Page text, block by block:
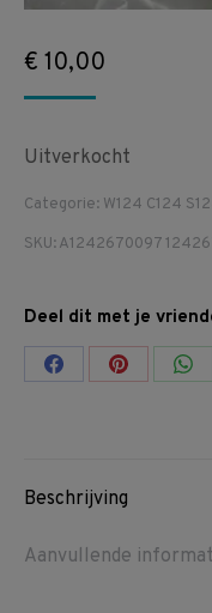
€ 10,00
Uitverkocht
Categorie: W124 C124
SKU:A1242670097
Deel dit met je
Share Share
Beschrijving
Aanvullende